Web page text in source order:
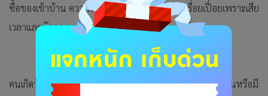
ซื้อของเข้าบ้าน ความรัก คนโสดไม่ควรคุยกับใครเรื่อยเปื่อยเพราะเสีย
เวลาและขัดลาภเปล่าๆ คู่ครองจะเข้าใจท่านมากขึ้น
คนเกิดวันเสาร์ วันนี้ถ้ารอเรื่องงานจะได้มาแบบปุบปับฉับพลันหรือมี